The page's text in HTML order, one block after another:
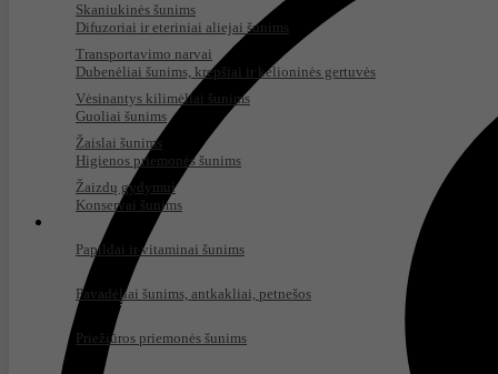
Skaniukinės šunims
Transportavimo narvai
Vėsinantys kilimėliai šunims
Žaislai šunims
Žaizdų gydymui
Kačių prekės
Aksesuarai ir drabužiai katėms
Priemonės katėms nuo prazitų
Difuzoriai ir eteriniai aliejai šunims
Dubenėliai šunims, krepšiai ir kelioninės gertuvės
Guoliai šunims
Higienos priemonės šunims
Konservai šunims
Papildai ir vitaminai šunims
Pavadėliai šunims, antkakliai, petnešos
Priežiūros priemonės šunims